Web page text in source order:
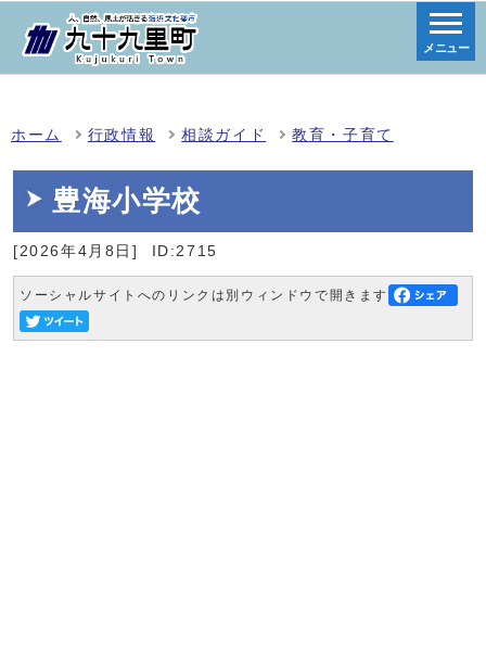
メニュー
ホーム 行政情報 相談ガイド 教育・子育て
豊海小学校
[2026年4月8日] ID:2715
ソーシャルサイトへのリンクは別ウィンドウで開きます